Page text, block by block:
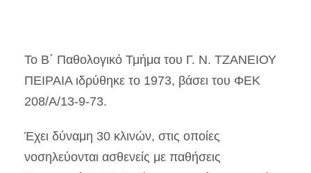
Το B΄ Παθολογικό Τμήμα του Γ. Ν. ΤΖΑΝΕΙΟΥ
ΠΕΙΡΑΙΑ ιδρύθηκε το 1973, βάσει του ΦΕΚ
208/Α/13-9-73.
Έχει δύναμη 30 κλινών, στις οποίες
νοσηλεύονται ασθενείς με παθήσεις